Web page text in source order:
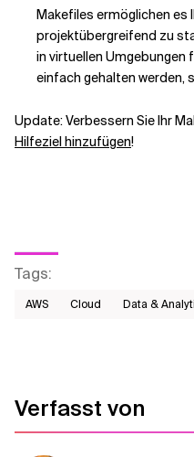
Makefiles ermöglichen es
projektübergreifend zu
in virtuellen Umgebungen
einfach gehalten werden,
Update: Verbessern Sie Ihr
Hilfeziel hinzufügen!
Tags:
AWS​ Cloud Data &
Verfasst von